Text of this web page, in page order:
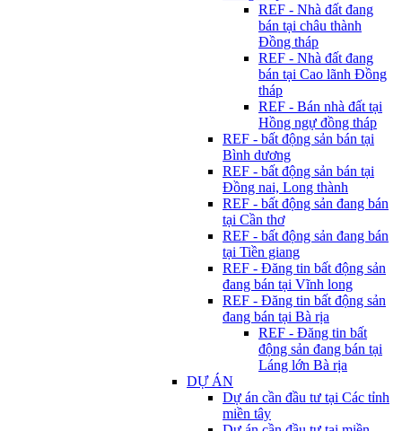
REF - Nhà đất đang
bán tại châu thành
Đồng tháp
REF - Nhà đất đang
bán tại Cao lãnh Đồng
tháp
REF - Bán nhà đất tại
Hồng ngự đồng tháp
REF - bất động sản bán tại
Bình dương
REF - bất động sản bán tại
Đồng nai, Long thành
REF - bất động sản đang bán
tại Cần thơ
REF - bất động sản đang bán
tại Tiền giang
REF - Đăng tin bất động sản
đang bán tại Vĩnh long
REF - Đăng tin bất động sản
đang bán tại Bà rịa
REF - Đăng tin bất
động sản đang bán tại
Láng lớn Bà rịa
DỰ ÁN
Dự án cần đầu tư tại Các tỉnh
miền tây